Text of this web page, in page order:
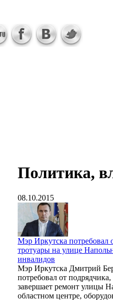
Политика,
08.10.2015
Мэр Иркутска потребовал
тротуары на улице
инвалидов
Мэр Иркутска Дмитрий
потребовал от
завершает ремонт улицы
областном центре,